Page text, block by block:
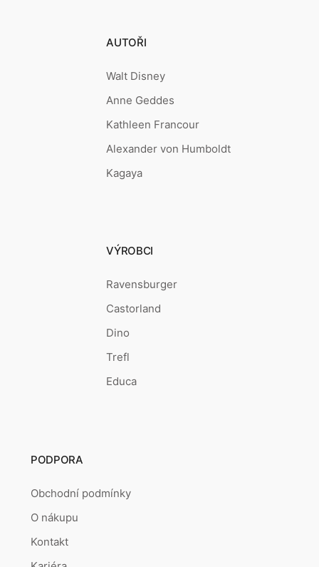
AUTOŘI
Walt Disney
Anne Geddes
Kathleen Francour
Alexander von Humboldt
Kagaya
VÝROBCI
Ravensburger
Castorland
Dino
Trefl
Educa
PODPORA
Obchodní podmínky
O nákupu
Kontakt